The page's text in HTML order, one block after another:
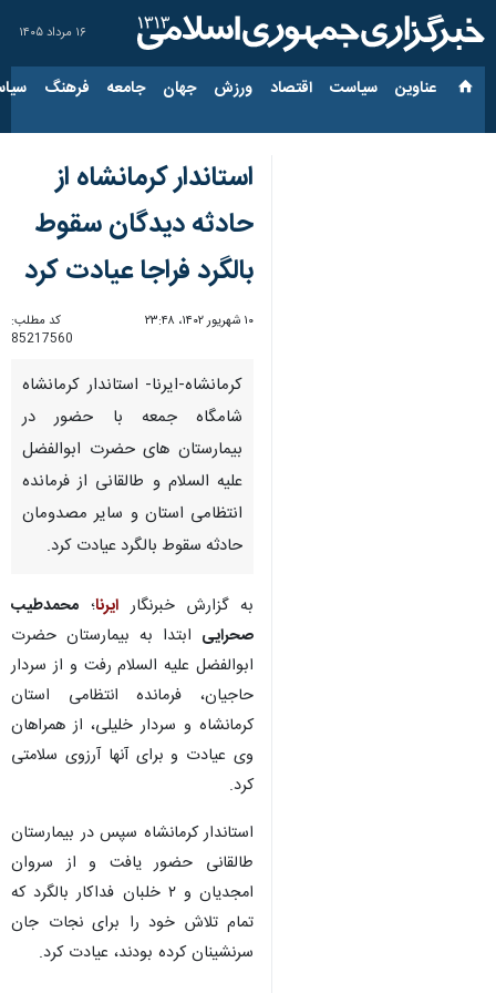
۱۶ مرداد ۱۴۰۵
عناوین‌ سیاست اقتصاد ورزش جهان جامعه فرهنگ
استاندار کرمانشاه از
حادثه دیدگان سقوط
بالگرد فراجا عیادت کرد
۱۰ شهریور ۱۴۰۲، ۲۳:۴۸
کد مطلب:
85217560
کرمانشاه-ایرنا- استاندار کرمانشاه
شامگاه جمعه با حضور در
بیمارستان های حضرت ابوالفضل
علیه السلام و طالقانی از فرمانده
انتظامی استان و سایر مصدومان
حادثه سقوط بالگرد عیادت کرد.
به گزارش خبرنگار ایرنا؛ محمدطیب
صحرایی ابتدا به بیمارستان حضرت
ابوالفضل علیه السلام رفت و از سردار
حاجیان، فرمانده انتظامی استان
کرمانشاه و سردار خلیلی، از همراهان
وی عیادت و برای آنها آرزوی سلامتی
کرد.
استاندار کرمانشاه سپس در بیمارستان
طالقانی حضور یافت و از سروان
امجدیان و ۲ خلبان فداکار بالگرد که
تمام تلاش خود را برای نجات جان
سرنشینان کرده بودند، عیادت کرد.